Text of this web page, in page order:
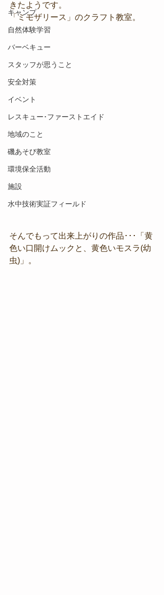
キャンプ
自然体験学習
バーベキュー
スタッフが思うこと
安全対策
イベント
レスキュー･ファーストエイド
地域のこと
磯あそび教室
環境保全活動
施設
水中技術実証フィールド
きたようです。
「ミモザリース」のクラフト教室。
そんでもって出来上がりの作品･･･「黄
色い口開けムックと、黄色いモスラ(幼
虫)」。